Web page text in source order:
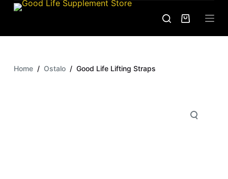
S
i
Home / Ostalo / Good Life Lifting Straps